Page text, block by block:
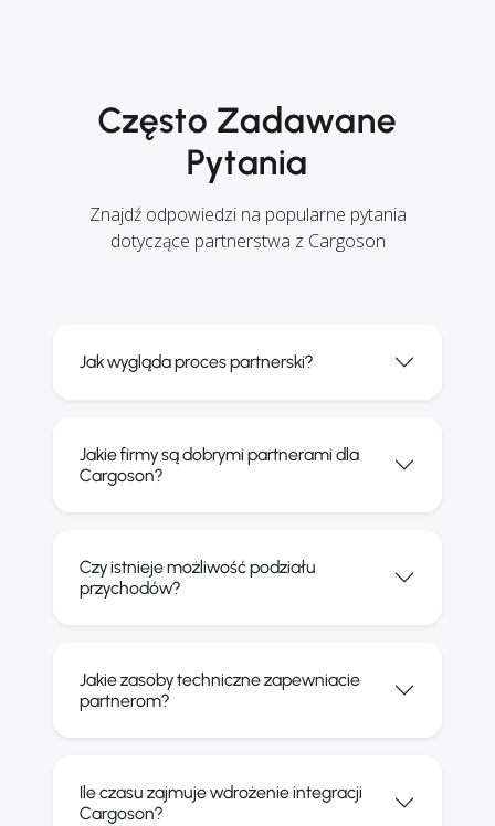
Często Zadawane
Pytania
Znajdź odpowiedzi na popularne pytania
dotyczące partnerstwa z Cargoson
Jak wygląda proces partnerski?
Jakie firmy są dobrymi partnerami dla
Cargoson?
Czy istnieje możliwość podziału
przychodów?
Jakie zasoby techniczne zapewniacie
partnerom?
Ile czasu zajmuje wdrożenie integracji
Cargoson?